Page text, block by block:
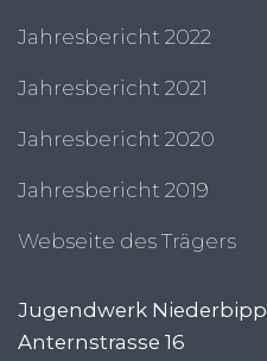
Jahresbericht 2022
Jahresbericht 2021
Jahresbericht 2020
Jahresbericht 2019
Webseite des Trägers
Jugendwerk Niederbipp
Anternstrasse 16